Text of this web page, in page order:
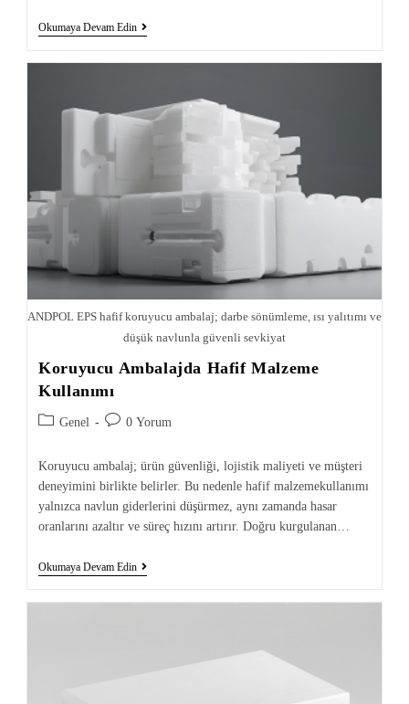
Okumaya Devam Edin
ANDPOL EPS hafif koruyucu ambalaj; darbe sönümleme, ısı yalıtımı ve
düşük navlunla güvenli sevkiyat
Koruyucu Ambalajda Hafif Malzeme
Kullanımı
Genel 0 Yorum
Koruyucu ambalaj; ürün güvenliği, lojistik maliyeti ve müşteri
deneyimini birlikte belirler. Bu nedenle hafif malzemekullanımı
yalnızca navlun giderlerini düşürmez, aynı zamanda hasar
oranlarını azaltır ve süreç hızını artırır. Doğru kurgulanan…
Okumaya Devam Edin